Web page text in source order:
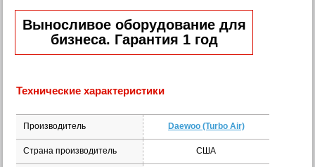
Выносливое оборудование для
бизнеса. Гарантия 1 год
Технические характеристики
Производитель Daewoo (Turbo Air)
Страна производитель США